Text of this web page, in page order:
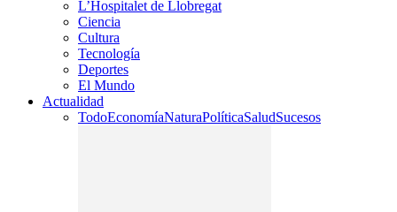
L’Hospitalet de Llobregat
Ciencia
Cultura
Tecnología
Deportes
El Mundo
Actualidad
TodoEconomíaNaturaPolíticaSaludSucesos